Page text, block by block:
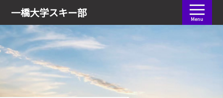
一橋大学スキー部 Menu
会員ログイン